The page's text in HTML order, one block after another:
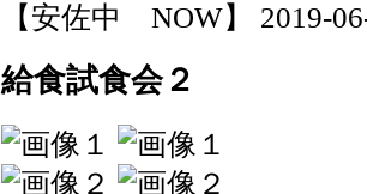
【安佐中 NOW】 2019-
給食試食会２